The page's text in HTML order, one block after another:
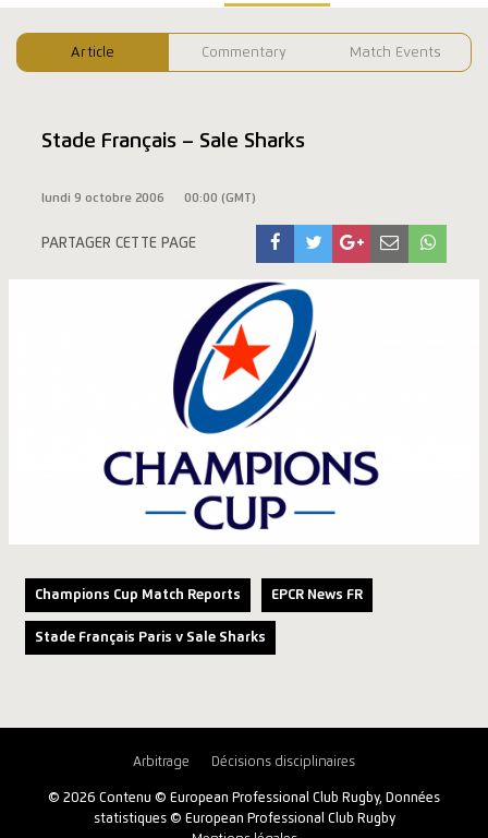
Article Commentary Match Events
Stade Français – Sale Sharks
lundi 9 octobre 2006 00:00 (GMT)
PARTAGER CETTE PAGE
Champions Cup Match Reports EPCR News FR
Stade Français Paris v Sale Sharks
Arbitrage Décisions disciplinaires
© 2026 Contenu © European Professional Club Rugby, Données
statistiques © European Professional Club Rugby